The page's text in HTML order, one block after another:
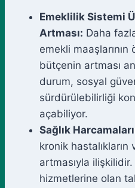
Emeklilik Sistemi
Artması: Daha
emekli maaşlarının
bütçenin artması
durum, sosyal
sürdürülebilirliği
açabiliyor.
Sağlık
kronik hastalıkların
artmasıyla
hizmetlerine olan